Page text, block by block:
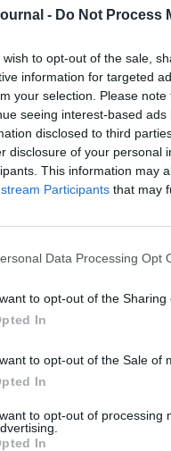
- Do Not Process
wish to opt-out of the sale,
information for targeted
your selection. Please
seeing interest-based
disclosed to third
disclosure of your personal
This information may
Participants that may
Data Processing Opt
to opt-out of the Sharing
In
to opt-out of the Sale of
In
to opt-out of processing
In
©Maxime Letertre/Groupe ADP
avez apprécié
nous, faites un